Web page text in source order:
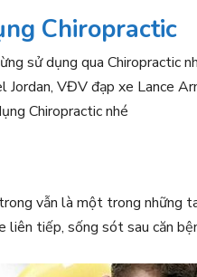
Chiropractic
sử dụng qua Chiropractic
Jordan, VĐV đạp xe Lance
Chiropractic nhé
vẫn là một trong những
liên tiếp, sống sót sau căn